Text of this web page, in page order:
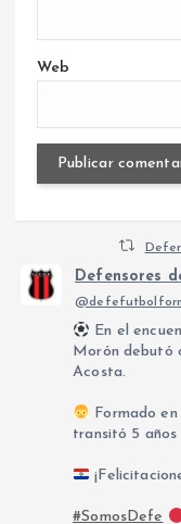
Web
Defensores
En el
Morón debutó
Acosta.
Formado
transitó 5 años
#SomosDefe